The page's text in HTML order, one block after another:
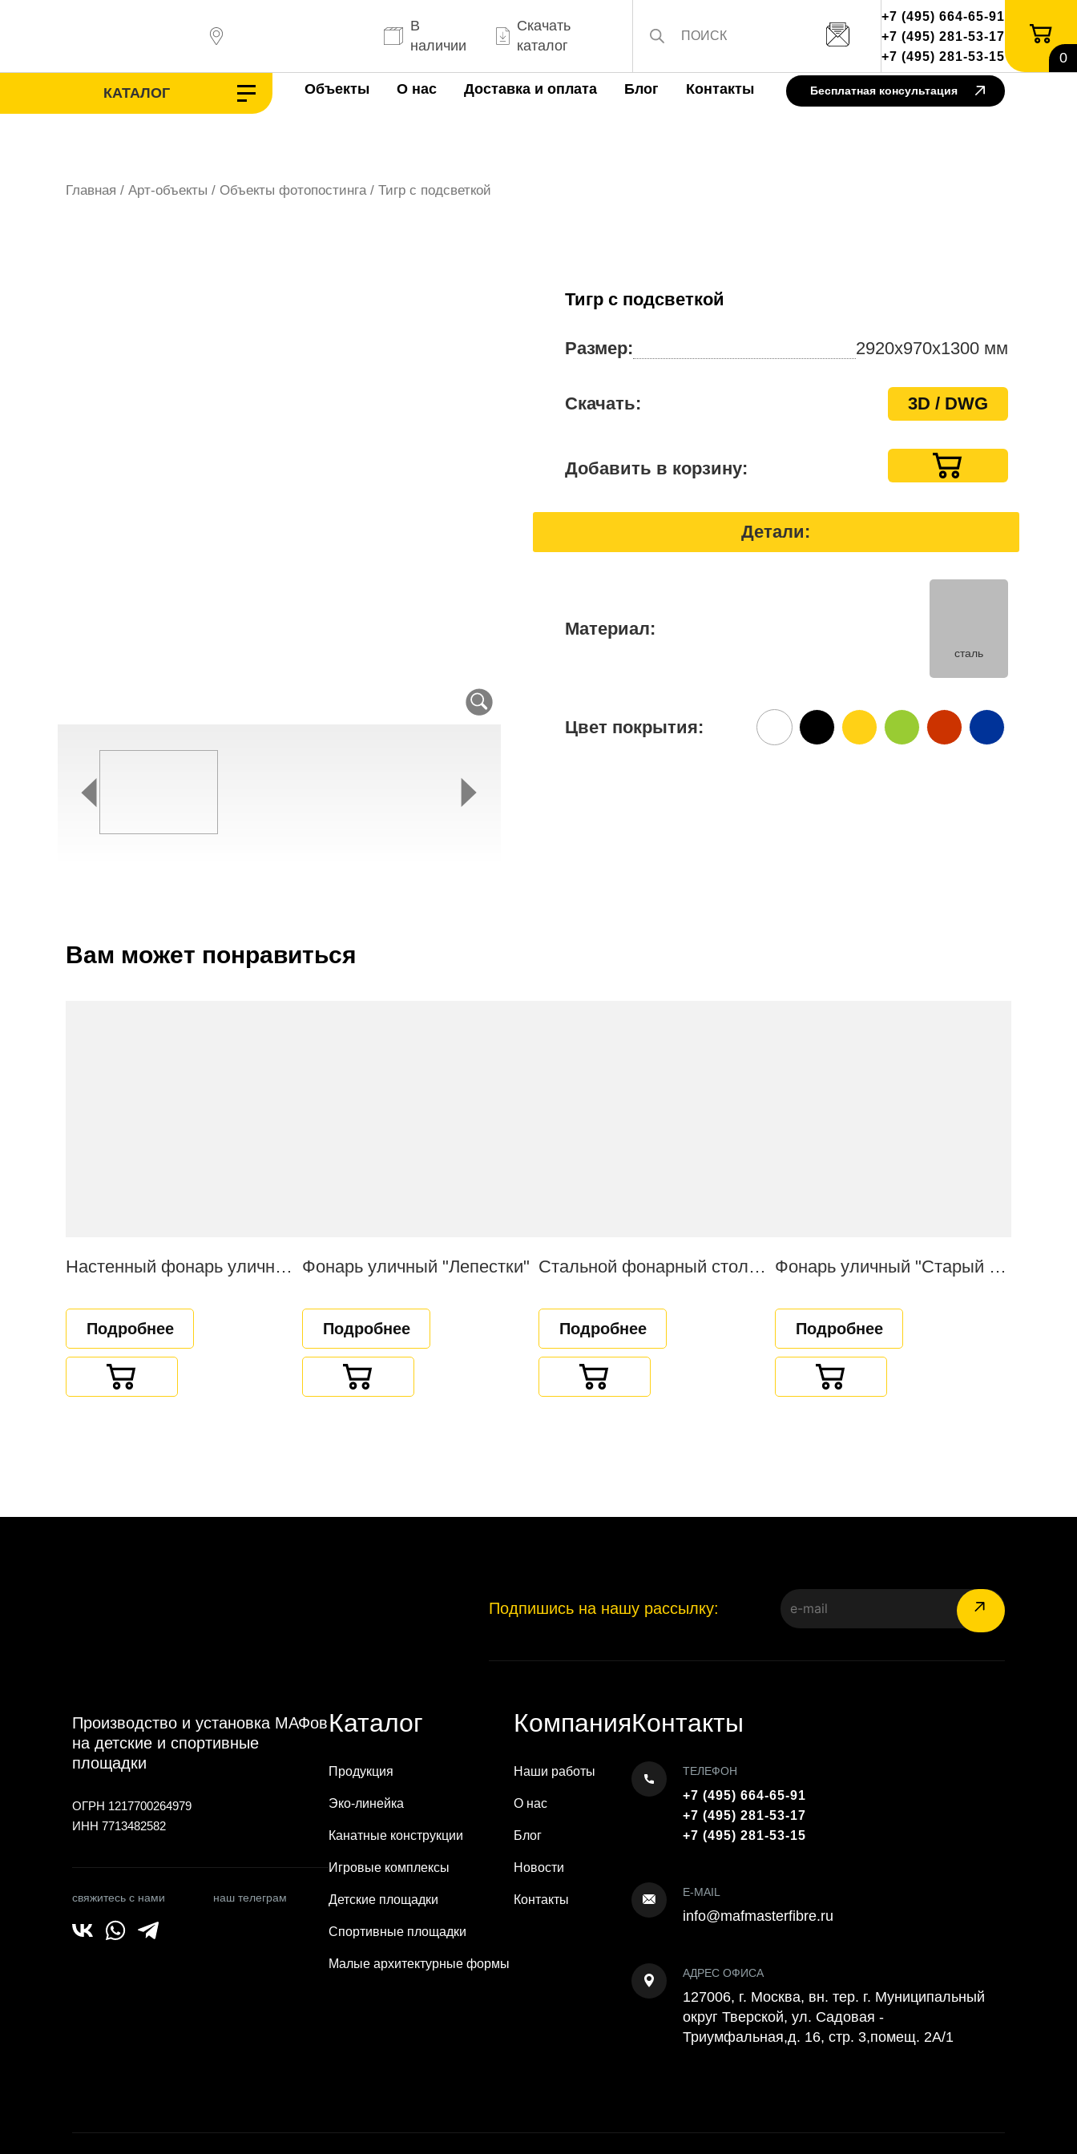
В
наличии
Скачать
каталог
+7 (495) 664-65-91
+7 (495) 281-53-17
+7 (495) 281-53-15
0
КАТАЛОГ Объекты О нас Доставка и оплата Блог Контакты Бесплатная консультация
Главная / Арт-объекты / Объекты фотопостинга/ Тигр с подсветкой
Тигр с подсветкой
Размер: 2920x970x1300 мм
Скачать: 3D / DWG
Добавить в корзину:
Детали:
Материал:
сталь
Цвет покрытия:
Вам может понравиться
Настенный фонарь уличный "Волшебная ночь"
Подробнее
Фонарь уличный "Лепестки"
Подробнее
Стальной фонарный столб "Старый город"
Подробнее
Фонарь уличный "Старый город"
Подробнее
Подпишись на нашу рассылку:
Производство и установка МАФов
на детские и спортивные
площадки
ОГРН 1217700264979
ИНН 7713482582
свяжитесь с нами наш телеграм
Каталог
Продукция
Эко-линейка
Канатные конструкции
Игровые комплексы
Детские площадки
Спортивные площадки
Малые архитектурные формы
Компания
Наши работы
О нас
Блог
Новости
Контакты
Контакты
ТЕЛЕФОН
+7 (495) 664-65-91
+7 (495) 281-53-17
+7 (495) 281-53-15
E-MAIL
info@mafmasterfibre.ru
АДРЕС ОФИСА
127006, г. Москва, вн. тер. г. Муниципальный
округ Тверской, ул. Садовая -
Триумфальная,д. 16, стр. 3,помещ. 2А/1